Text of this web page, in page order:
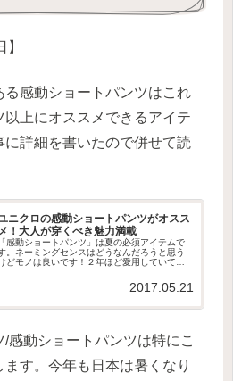
感動ショートパンツはこれ
上にオススメできるアイテ
に詳細を書いたので併せて読
ニクロの感動ショートパンツがオスス
！大人が穿くべき魅力満載
「感動ショートパンツ」は夏の必須アイテムで
。ネーミングセンスはどうなんだろうと思う
どモノは良いです！２年ほど愛用していて今
2017.05.21
感動ショートパンツは特にこ
す。今年も日本は暑くなり